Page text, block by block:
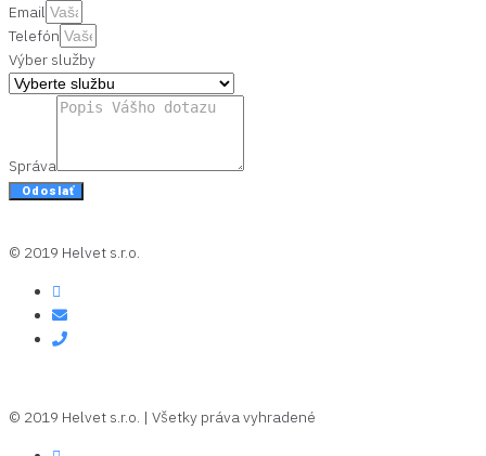
Email
Telefón
Výber služby
Správa
Odoslať
© 2019 Helvet s.r.o.
© 2019 Helvet s.r.o. | Všetky práva vyhradené